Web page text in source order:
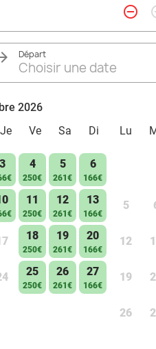
remove_circle_outline
Départ
Choisir une date
2026
Je Ve Sa Di
3 4
250€
5
261€
6
166€
11
250€
12
261€
13
166€
18
250€
19
261€
20
166€
25
250€
26
261€
27
166€
Lu
5
12
19
26